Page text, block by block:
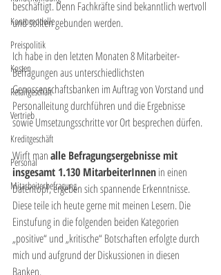
Kontomodelle
Preispolitik
Kosten
Retailgeschäft
Vertrieb
Kreditgeschäft
Personal
Mitarbeiterbefragung
beschäftigt. Denn Fachkräfte sind bekanntlich wertvoll
und sollten gebunden werden.
Ich habe in den letzten Monaten 8 Mitarbeiter-
Befragungen aus unterschiedlichsten
Genossenschaftsbanken im Auftrag von Vorstand und
Personalleitung durchführen und die Ergebnisse
sowie Umsetzungsschritte vor Ort besprechen dürfen.
Wirft man alle Befragungsergebnisse mit
insgesamt 1.130 MitarbeiterInnen in einen
Datentopf, ergeben sich spannende Erkenntnisse.
Diese teile ich heute gerne mit meinen Lesern. Die
Einstufung in die folgenden beiden Kategorien
„positive“ und „kritische“ Botschaften erfolgte durch
mich und aufgrund der Diskussionen in diesen
Banken.